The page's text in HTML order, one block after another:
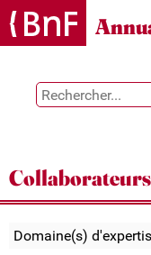
Gestion des cookies
Collaborateurs
Domaine(s)